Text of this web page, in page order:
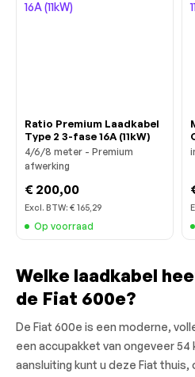
Ratio Premium Laadkabel
Type 2 3-fase 16A (11kW)
4/6/8 meter - Premium
afwerking
€ 200,00
Excl. BTW: € 165,29
Op voorraad
Welke laadkabel
de Fiat 600e?
De Fiat 600e is een moderne,
een accupakket van ongeveer 54
aansluiting kunt u deze Fiat